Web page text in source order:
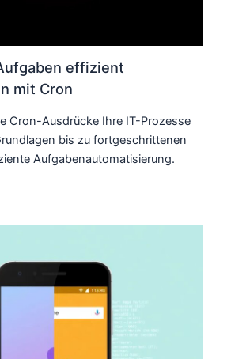
effizient
mit Cron
Cron-Ausdrücke Ihre IT-Prozesse
bis zu fortgeschrittenen
Aufgabenautomatisierung.